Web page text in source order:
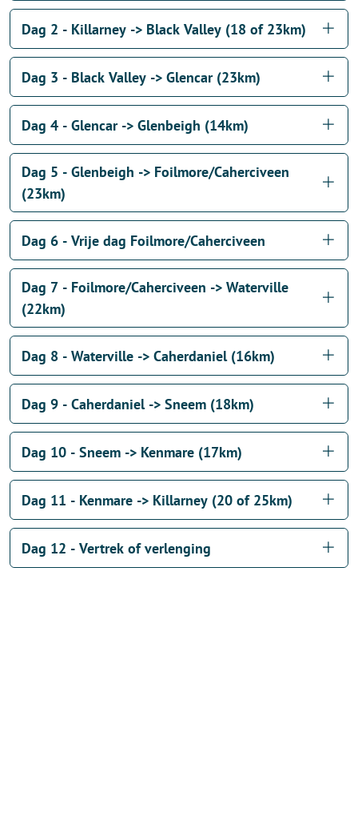
Dag 2 - Killarney -> Black Valley (18 of 23km)
Dag 3 - Black Valley -> Glencar (23km)
Dag 4 - Glencar -> Glenbeigh (14km)
Dag 5 - Glenbeigh -> Foilmore/Caherciveen
(23km)
Dag 6 - Vrije dag Foilmore/Caherciveen
Dag 7 - Foilmore/Caherciveen -> Waterville
(22km)
Dag 8 - Waterville -> Caherdaniel (16km)
Dag 9 - Caherdaniel -> Sneem (18km)
Dag 10 - Sneem -> Kenmare (17km)
Dag 11 - Kenmare -> Killarney (20 of 25km)
Dag 12 - Vertrek of verlenging